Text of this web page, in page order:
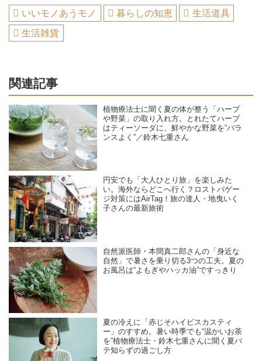
いいモノあうモノ 暮らしの知恵
生活道具
生活雑貨
関連記事
植物療法士に聞く夏の体が整う「ハーブ
や野菜」の取り入れ方。とれたてハーブ
はティーソーダに、鮮やかな野菜を“バラ
ンスよく”／鈴木七重さん
円安でも「大人ひとり旅」を楽しみた
い。海外ならどこへ行く？ロストバゲー
ジ対策にはAirTag！旅の達人・地曳いく
子さんの最新旅術
自然派医師・本間真二郎さんの「身近な
自然」で暑さを乗り切る3つの工夫。夏の
お風呂は“よもぎやハッカ油”ですっきり
夏の冷えに「赤じそハイビスカスティ
ー」のすすめ。暑い時季でも“温かいお茶
を”植物療法士・鈴木七重さんに聞く夏バ
テ知らずの過ごし方